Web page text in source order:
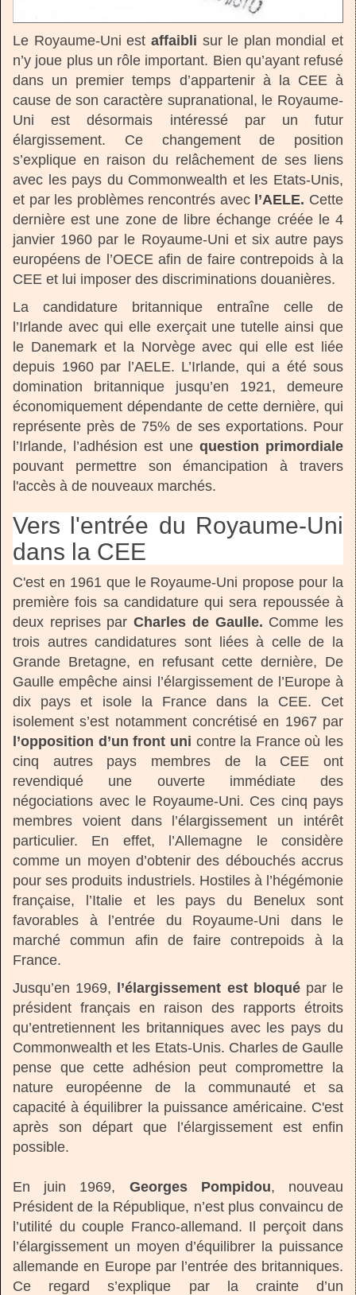
Le Royaume-Uni est affaibli sur le plan mondial et
n’y joue plus un rôle important. Bien qu’ayant refusé
dans un premier temps d’appartenir à la CEE à
cause de son caractère supranational, le Royaume-
Uni est désormais intéressé par un futur
élargissement. Ce changement de position
s’explique en raison du relâchement de ses liens
avec les pays du Commonwealth et les Etats-Unis,
et par les problèmes rencontrés avec l’AELE. Cette
dernière est une zone de libre échange créée le 4
janvier 1960 par le Royaume-Uni et six autre pays
européens de l’OECE afin de faire contrepoids à la
CEE et lui imposer des discriminations douanières.
La candidature britannique entraîne celle de
l’Irlande avec qui elle exerçait une tutelle ainsi que
le Danemark et la Norvège avec qui elle est liée
depuis 1960 par l’AELE. L’Irlande, qui a été sous
domination britannique jusqu’en 1921, demeure
économiquement dépendante de cette dernière, qui
représente près de 75% de ses exportations. Pour
l’Irlande, l’adhésion est une question primordiale
pouvant permettre son émancipation à travers
l'accès à de nouveaux marchés.
Vers l'entrée du Royaume-Uni
dans la CEE
C'est en 1961 que le Royaume-Uni propose pour la
première fois sa candidature qui sera repoussée à
deux reprises parCharles de Gaulle. Comme les
trois autres candidatures sont liées à celle de la
Grande Bretagne, en refusant cette dernière, De
Gaulle empêche ainsi l’élargissement de l’Europe à
dix pays et isole la France dans la CEE. Cet
isolement s’est notamment concrétisé en 1967 par
l’opposition d’un front uni contre la France où les
cinq autres pays membres de la CEE ont
revendiqué une ouverte immédiate des
négociations avec le Royaume-Uni. Ces cinq pays
membres voient dans l’élargissement un intérêt
particulier. En effet, l’Allemagne le considère
comme un moyen d’obtenir des débouchés accrus
pour ses produits industriels. Hostiles à l’hégémonie
française, l’Italie et les pays du Benelux sont
favorables à l’entrée du Royaume-Uni dans le
marché commun afin de faire contrepoids à la
France.
Jusqu’en 1969, l’élargissement est bloquépar le
président français en raison des rapports étroits
qu’entretiennent les britanniques avec les pays du
Commonwealth et les Etats-Unis. Charles de Gaulle
pense que cette adhésion peut compromettre la
nature européenne de la communauté et sa
capacité à équilibrer la puissance américaine. C'est
après son départ que l’élargissement est enfin
possible.
En juin 1969, Georges Pompidou, nouveau
Président de la République, n’est plus convaincu de
l’utilité du couple Franco-allemand. Il perçoit dans
l’élargissement un moyen d’équilibrer la puissance
allemande en Europe par l’entrée des britanniques.
Ce regard s’explique par la crainte d’un